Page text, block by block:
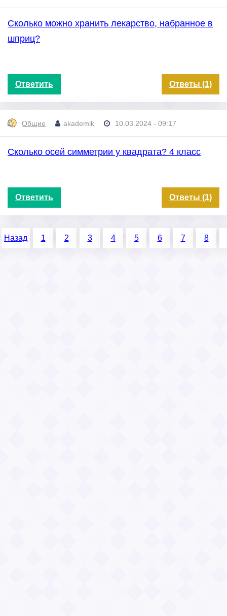
Сколько можно хранить лекарство, набранное в
шприц?
Ответить Ответы (1)
Общие akademik 10.03.2024 - 09:17
Сколько осей симметрии у квадрата? 4 класс
Ответить Ответы (1)
Назад 1 2 3 4 5 6 7 8